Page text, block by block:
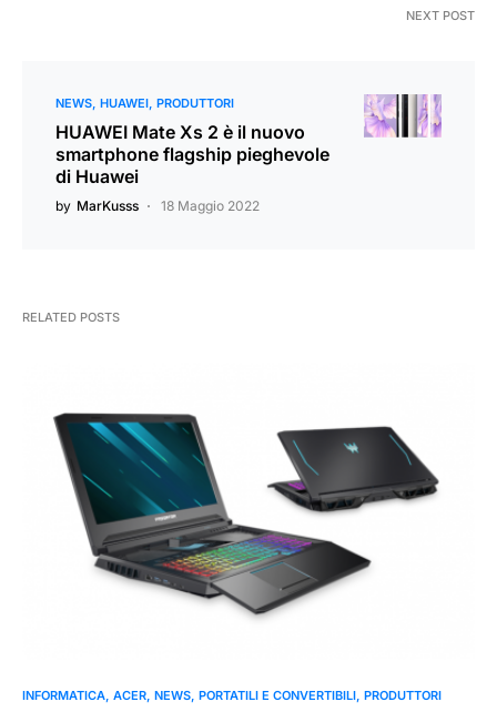
NEXT POST
NEWS HUAWEI PRODUTTORI
HUAWEI Mate Xs 2 è il nuovo
smartphone flagship pieghevole
di Huawei
by MarKusss 18 Maggio 2022
RELATED POSTS
INFORMATICA ACER NEWS PORTATILI E CONVERTIBILI PRODUTTORI